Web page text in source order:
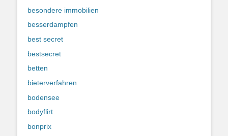
besondere immobilien
besserdampfen
best secret
bestsecret
betten
bieterverfahren
bodensee
bodyflirt
bonprix